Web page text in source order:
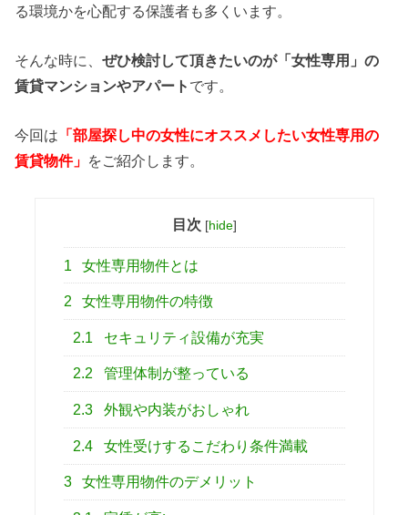
る環境かを心配する保護者も多くいます。
そんな時に、ぜひ検討して頂きたいのが「女性専用」の
賃貸マンションやアパート です。
今回は 「部屋探し中の女性にオススメしたい女性専用の
賃貸物件」 をご紹介します。
目次 [hide]
1 女性専用物件とは
2 女性専用物件の特徴
2.1 セキュリティ設備が充実
2.2 管理体制が整っている
2.3 外観や内装がおしゃれ
2.4 女性受けするこだわり条件満載
3 女性専用物件のデメリット